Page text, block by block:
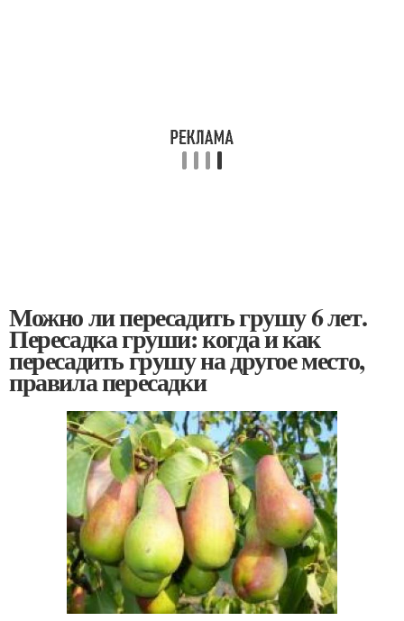
Можно ли пересадить грушу 6 лет.
Пересадка груши: когда и как
пересадить грушу на другое место,
правила пересадки